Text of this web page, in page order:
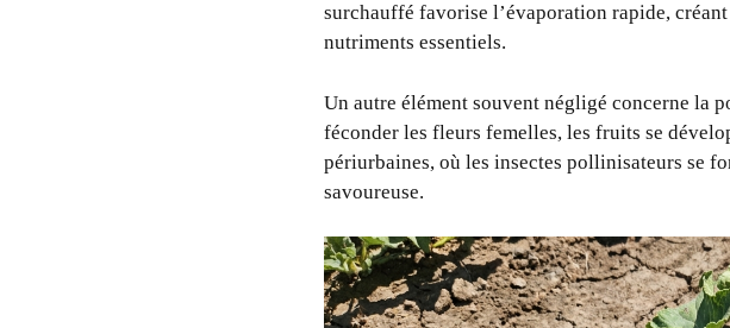
surchauffé favorise l’évaporation rapide,
nutriments essentiels.
Un autre élément souvent négligé concerne la
féconder les fleurs femelles, les fruits se
périurbaines, où les insectes pollinisateurs se
savoureuse.